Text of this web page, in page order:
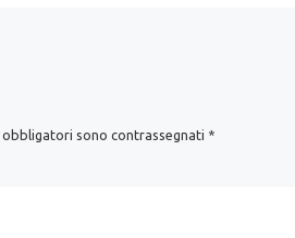
obbligatori sono contrassegnati *